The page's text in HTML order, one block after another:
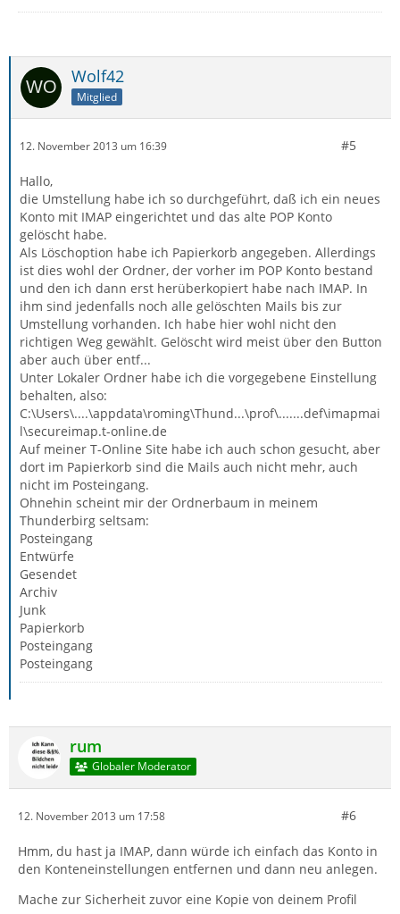
Wolf42
Mitglied
12. November 2013 um 16:39 #5
Hallo,
die Umstellung habe ich so durchgeführt, daß ich ein neues
Konto mit IMAP eingerichtet und das alte POP Konto
gelöscht habe.
Als Löschoption habe ich Papierkorb angegeben. Allerdings
ist dies wohl der Ordner, der vorher im POP Konto bestand
und den ich dann erst herüberkopiert habe nach IMAP. In
ihm sind jedenfalls noch alle gelöschten Mails bis zur
Umstellung vorhanden. Ich habe hier wohl nicht den
richtigen Weg gewählt. Gelöscht wird meist über den Button
aber auch über entf...
Unter Lokaler Ordner habe ich die vorgegebene Einstellung
behalten, also:
C:\Users\....\appdata\roming\Thund...\prof\.......def\imapmai
l\secureimap.t-online.de
Auf meiner T-Online Site habe ich auch schon gesucht, aber
dort im Papierkorb sind die Mails auch nicht mehr, auch
nicht im Posteingang.
Ohnehin scheint mir der Ordnerbaum in meinem
Thunderbirg seltsam:
Posteingang
Entwürfe
Gesendet
Archiv
Junk
Papierkorb
Posteingang
Posteingang
rum
Globaler Moderator
12. November 2013 um 17:58 #6
Hmm, du hast ja IMAP, dann würde ich einfach das Konto in
den Konteneinstellungen entfernen und dann neu anlegen.
Mache zur Sicherheit zuvor eine Kopie von deinem Profil